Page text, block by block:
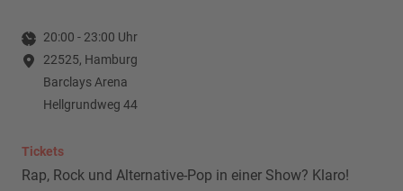
20:00 - 23:00 Uhr
22525, Hamburg
Barclays Arena
Hellgrundweg 44
Tickets
Rap, Rock und Alternative-Pop in einer Show? Klaro!